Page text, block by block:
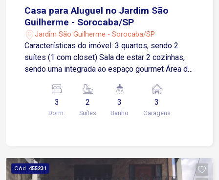
Casa para Aluguel no Jardim São
Guilherme - Sorocaba/SP
Jardim São Guilherme - Sorocaba/SP
Características do imóvel: 3 quartos, sendo 2
suítes (1 com closet) Sala de estar 2 cozinhas,
sendo uma integrada ao espaço gourmet Área de
Localização: O imóvel está localizado em uma
das áreas mais práticas da zona norte de
Sorocaba: Próximo ao Shopping Cidade A poucos
Rodovia Castelo Branco O Jardim São Guilherme
é conhecido por ser um bairro tranquilo e bem
3
Dorm.
2
Suítes
3
Banho
3
Garagens
Cód. 455231